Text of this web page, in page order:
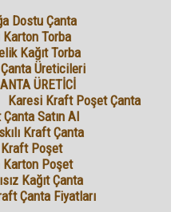
Dostu Çanta
Karton Torba
Kağıt Torba
Üreticileri
ÜRETİCİ
Karesi Kraft Poşet Çanta
Satın Al
Kraft Çanta
Poşet
Karton Poşet
Kağıt Çanta
Çanta Fiyatları